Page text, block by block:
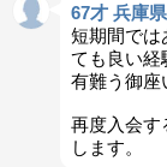
67才 兵庫
短期間では
ても良い経
有難う御座
再度入会す
します。